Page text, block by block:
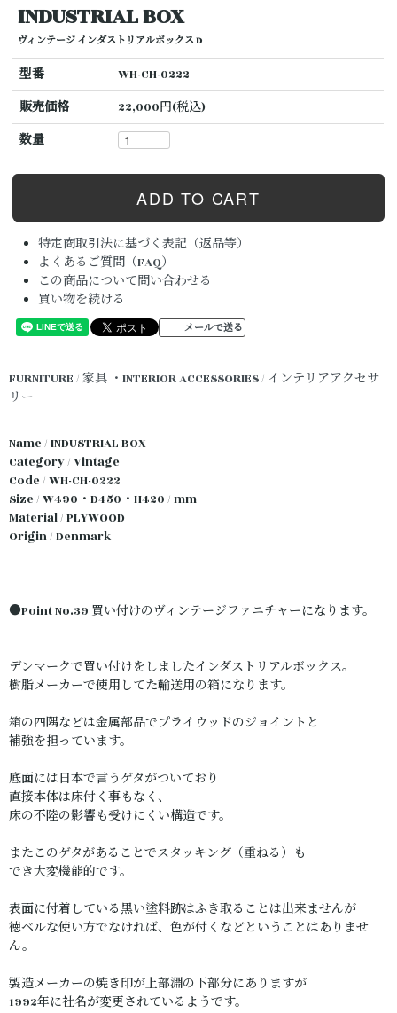
INDUSTRIAL BOX
ヴィンテージ インダストリアルボックス D
型番
WH-CH-0222
販売価格
22,000円(税込)
数量
特定商取引法に基づく表記（返品等）
よくあるご質問（FAQ）
この商品について問い合わせる
買い物を続ける
メールで送る
FURNITURE / 家具 ・INTERIOR ACCESSORIES / インテリアアクセサ
リー
Name / INDUSTRIAL BOX
Category / Vintage
Code / WH-CH-0222
Size / W490・D450・H420 / mm
Material / PLYWOOD
Origin / Denmark
●Point No.39 買い付けのヴィンテージファニチャーになります。
デンマークで買い付けをしましたインダストリアルボックス。
樹脂メーカーで使用してた輸送用の箱になります。
箱の四隅などは金属部品でプライウッドのジョイントと
補強を担っています。
底面には日本で言うゲタがついており
直接本体は床付く事もなく、
床の不陸の影響も受けにくい構造です。
またこのゲタがあることでスタッキング（重ねる）も
でき大変機能的です。
表面に付着している黒い塗料跡はふき取ることは出来ませんが
徳ベルな使い方でなければ、色が付くなどということはありませ
ん。
製造メーカーの焼き印が上部淵の下部分にありますが
1992年に社名が変更されているようです。